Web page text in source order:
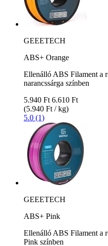
GEEETECH
ABS+ Orange
Ellenálló ABS Filament a
narancssárga színben
5.940 Ft 6.610 Ft
(5.940 Ft / kg)
5.0 (1)
GEEETECH
ABS+ Pink
Ellenálló ABS Filament a
Pink színben